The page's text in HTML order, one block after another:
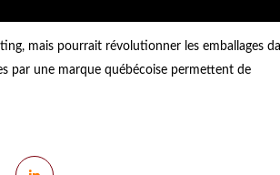
mais pourrait révolutionner les emballages
par une marque québécoise permettent de